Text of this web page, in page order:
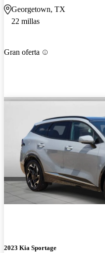
Georgetown, TX
22 millas
Gran oferta
2023 Kia Sportage